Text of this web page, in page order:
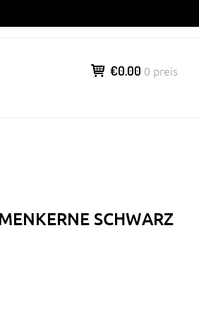
€0.00 0 preis
SCHWARZ